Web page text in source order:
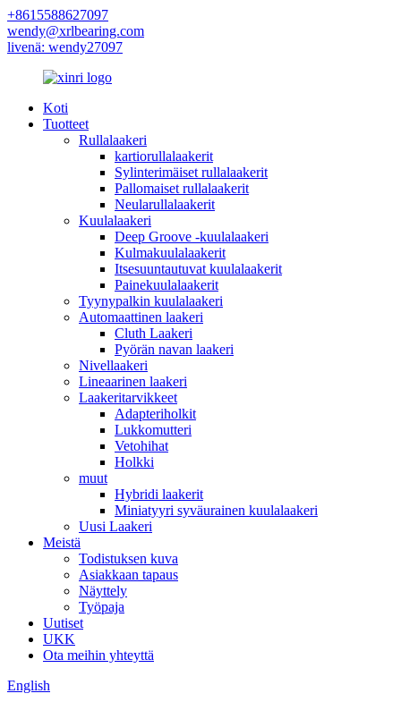
+8615588627097
wendy@xrlbearing.com
livenä: wendy27097
Koti
Tuotteet
Rullalaakeri
kartiorullalaakerit
Sylinterimäiset rullalaakerit
Pallomaiset rullalaakerit
Neularullalaakerit
Kuulalaakeri
Deep Groove -kuulalaakeri
Kulmakuulalaakerit
Itsesuuntautuvat kuulalaakerit
Painekuulalaakerit
Tyynypalkin kuulalaakeri
Automaattinen laakeri
Cluth Laakeri
Pyörän navan laakeri
Nivellaakeri
Lineaarinen laakeri
Laakeritarvikkeet
Adapteriholkit
Lukkomutteri
Vetohihat
Holkki
muut
Hybridi laakerit
Miniatyyri syväurainen kuulalaakeri
Uusi Laakeri
Meistä
Todistuksen kuva
Asiakkaan tapaus
Näyttely
Työpaja
Uutiset
UKK
Ota meihin yhteyttä
English